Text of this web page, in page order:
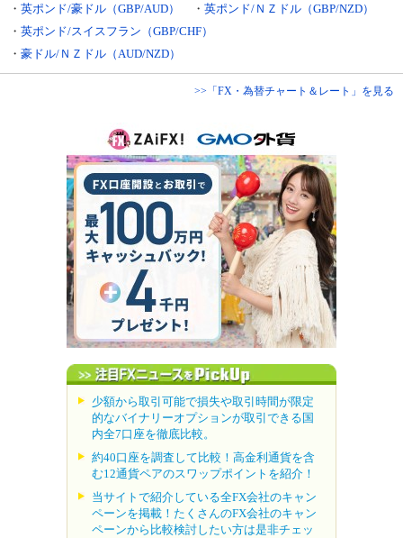
・ 英ポンド/豪ドル（GBP/AUD） ・ 英ポンド/ＮＺドル（GBP/NZD）
・ 英ポンド/スイスフラン（GBP/CHF）
・ 豪ドル/ＮＺドル（AUD/NZD）
>>「FX・為替チャート＆レート」を見る
少額から取引可能で損失や取引時間が限定
的なバイナリーオプションが取引できる国
内全7口座を徹底比較。
約40口座を調査して比較！高金利通貨を含
む12通貨ペアのスワップポイントを紹介！
当サイトで紹介している全FX会社のキャン
ペーンを掲載！たくさんのFX会社のキャン
ペーンから比較検討したい方は是非チェッ